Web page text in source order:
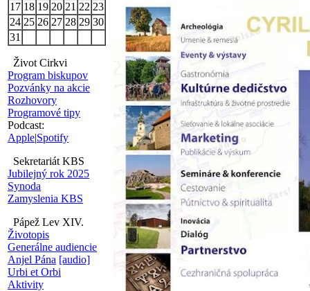
17 18 19 20 21 22 23
24 25 26 27 28 29 30
31
Život Cirkvi
Program biskupov
Pozvánky na akcie
Rozhovory
Programové tipy
Podcast:
Apple|Spotify
Sekretariát KBS
Jubilejný rok 2025
Synoda
Zamyslenia KBS
Pápež Lev XIV.
Životopis
Generálne audiencie
Anjel Pána [audio]
Urbi et Orbi
Aktivity